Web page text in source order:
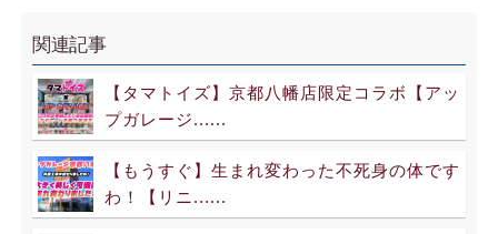
関連記事
【タマトイズ】京都八幡店限定コラボ【アッ
プガレージ......
【もうすぐ】生まれ変わった不死身の体です
わ！【リニ......